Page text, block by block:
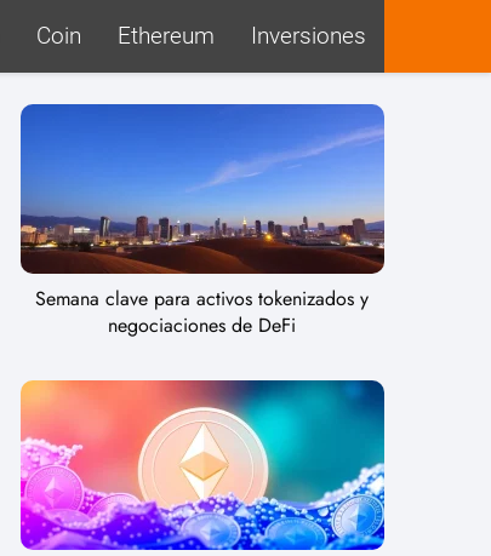
Coin Ethereum Inversiones
Semana clave para activos tokenizados y
negociaciones de DeFi